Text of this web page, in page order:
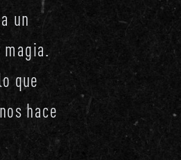
un
que
hace